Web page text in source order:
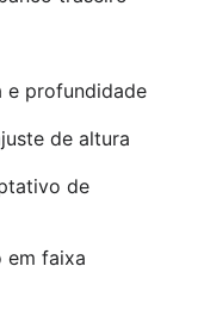
e profundidade
de altura
de
em faixa